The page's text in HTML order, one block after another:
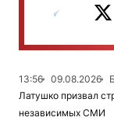
13:56 09.08.2026
Латушко призвал
независимых СМИ